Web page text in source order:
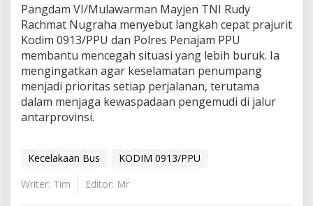
Pangdam VI/Mulawarman Mayjen TNI Rudy
Rachmat Nugraha menyebut langkah cepat prajurit
Kodim 0913/PPU dan Polres Penajam PPU
membantu mencegah situasi yang lebih buruk. Ia
mengingatkan agar keselamatan penumpang
menjadi prioritas setiap perjalanan, terutama
dalam menjaga kewaspadaan pengemudi di jalur
antarprovinsi.
Kecelakaan Bus
KODIM 0913/PPU
Writer: Tim
Editor: Mr